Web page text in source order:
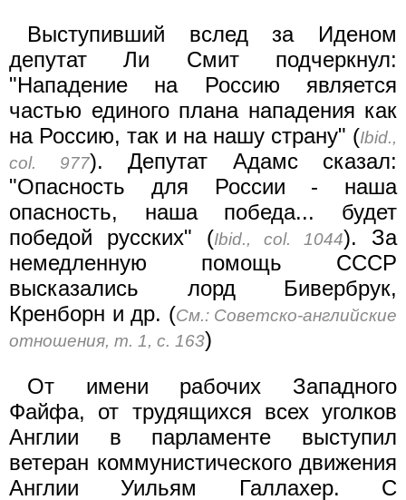
Выступивший вслед за Иденом
депутат Ли Смит подчеркнул:
"Нападение на Россию является
частью единого плана нападения как
на Россию, так и на нашу страну" (Ibid.,
col. 977). Депутат Адамс сказал:
"Опасность для России - наша
опасность, наша победа... будет
победой русских" (Ibid., col. 1044). За
немедленную помощь СССР
высказались лорд Бивербрук,
Кренборн и др. (См.: Советско-английские
отношения, т. 1, с. 163)
От имени рабочих Западного
Файфа, от трудящихся всех уголков
Англии в парламенте выступил
ветеран коммунистического движения
Англии Уильям Галлахер. С